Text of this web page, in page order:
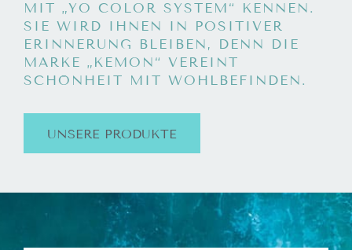
MIT „YO COLOR SYSTEM“ KENNEN.
SIE WIRD IHNEN IN POSITIVER
ERINNERUNG BLEIBEN, DENN DIE
MARKE „KEMON“ VEREINT
SCHÖNHEIT MIT WOHLBEFINDEN.
UNSERE PRODUKTE